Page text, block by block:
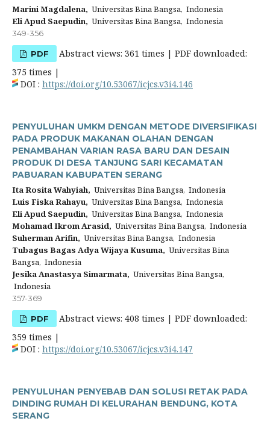
Marini Magdalena, Universitas Bina Bangsa, Indonesia
Eli Apud Saepudin, Universitas Bina Bangsa, Indonesia
349-356
PDF
Abstract views: 361 times | PDF downloaded:
375 times |
DOI : https://doi.org/10.53067/icjcs.v3i4.146
PENYULUHAN UMKM DENGAN METODE DIVERSIFIKASI
PADA PRODUK MAKANAN OLAHAN DENGAN
PENAMBAHAN VARIAN RASA BARU DAN DESAIN
PRODUK DI DESA TANJUNG SARI KECAMATAN
PABUARAN KABUPATEN SERANG
Ita Rosita Wahyiah, Universitas Bina Bangsa, Indonesia
Luis Fiska Rahayu, Universitas Bina Bangsa, Indonesia
Eli Apud Saepudin, Universitas Bina Bangsa, Indonesia
Mohamad Ikrom Arasid, Universitas Bina Bangsa, Indonesia
Suherman Arifin, Universitas Bina Bangsa, Indonesia
Tubagus Bagas Adya Wijaya Kusuma, Universitas Bina
Bangsa, Indonesia
Jesika Anastasya Simarmata, Universitas Bina Bangsa,
Indonesia
357-369
PDF
Abstract views: 408 times | PDF downloaded:
359 times |
DOI : https://doi.org/10.53067/icjcs.v3i4.147
PENYULUHAN PENYEBAB DAN SOLUSI RETAK PADA
DINDING RUMAH DI KELURAHAN BENDUNG, KOTA
SERANG